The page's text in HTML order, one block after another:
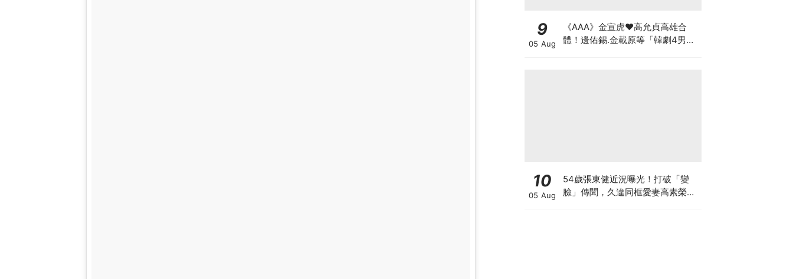
9
05 Aug
《AAA》金宣虎♥高允貞高雄合
體！邊佑錫.金載原等「韓劇4男
10
05 Aug
54歲張東健近況曝光！打破「變
臉」傳聞，久違同框愛妻高素榮甜